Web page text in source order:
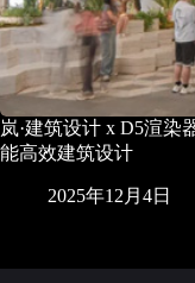
岚·建筑设计 x D5渲
能高效建筑设计
2025年12月4日